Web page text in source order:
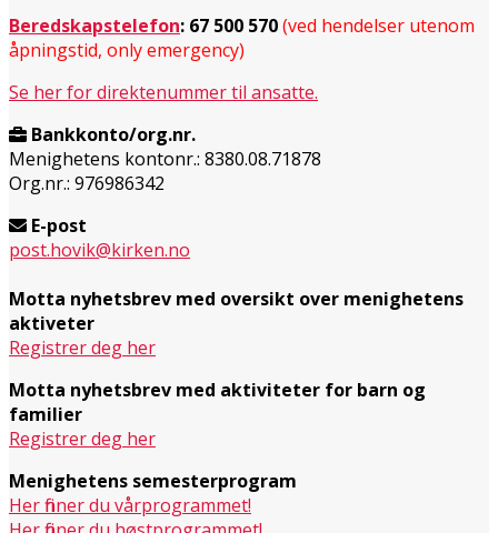
Beredskapstelefon: 67 500 570(ved hendelser utenom
åpningstid, only emergency)
Se her for direktenummer til ansatte.
Bankkonto/org.nr.
Menighetens kontonr.: 8380.08.71878
Org.nr.: 976986342
E-post
post.hovik@kirken.no
Motta nyhetsbrev med oversikt over menighetens
aktiveter
Registrer deg her
Motta nyhetsbrev med aktiviteter for barn og
familier
Registrer deg her
Menighetens semesterprogram
Her finner du vårprogrammet!